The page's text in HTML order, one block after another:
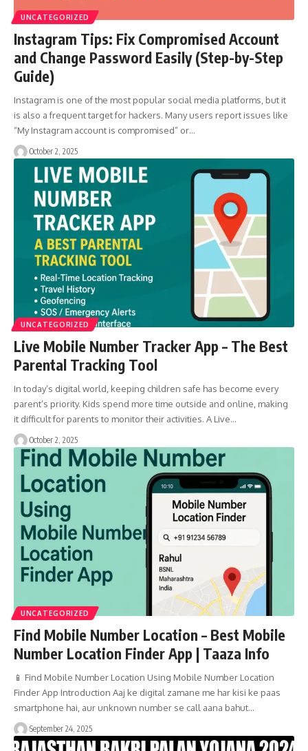
UNCATEGORIZED
Instagram Tips: Fix Compromised Account
and Change Password Easily (Step-by-Step
Guide)
Instagram is one of the most popular social media platforms, but it
is also a frequent target for hackers. Many users report issues like
“My Instagram account is compromised” or…
October 2, 2025
UNCATEGORIZED
Live Mobile Number Tracker App – The Best
Parental Tracking Tool
In today’s digital world, keeping children safe has become every
parent’s priority. Kids spend more time outside and online, making
it difficult for parents to monitor their activities. A Live…
October 2, 2025
UNCATEGORIZED
Find Mobile Number Location – Best Mobile
Number Location Finder App | Taaza Info
📱 Find Mobile Number Location Using Mobile Number Location
Finder App Introduction Aaj ke digital zamane me har kisi ke paas
smartphone hai, aur unknown number se call aana bahut…
September 24, 2025